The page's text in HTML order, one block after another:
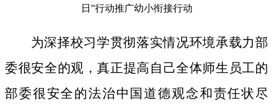
日”行动推广幼小衔接行动
为深择校习学贯彻落实情况环境承载力部
委很安全的观，真正提高自己全体师生员工的
部委很安全的法治中国道德观念和责任状尽